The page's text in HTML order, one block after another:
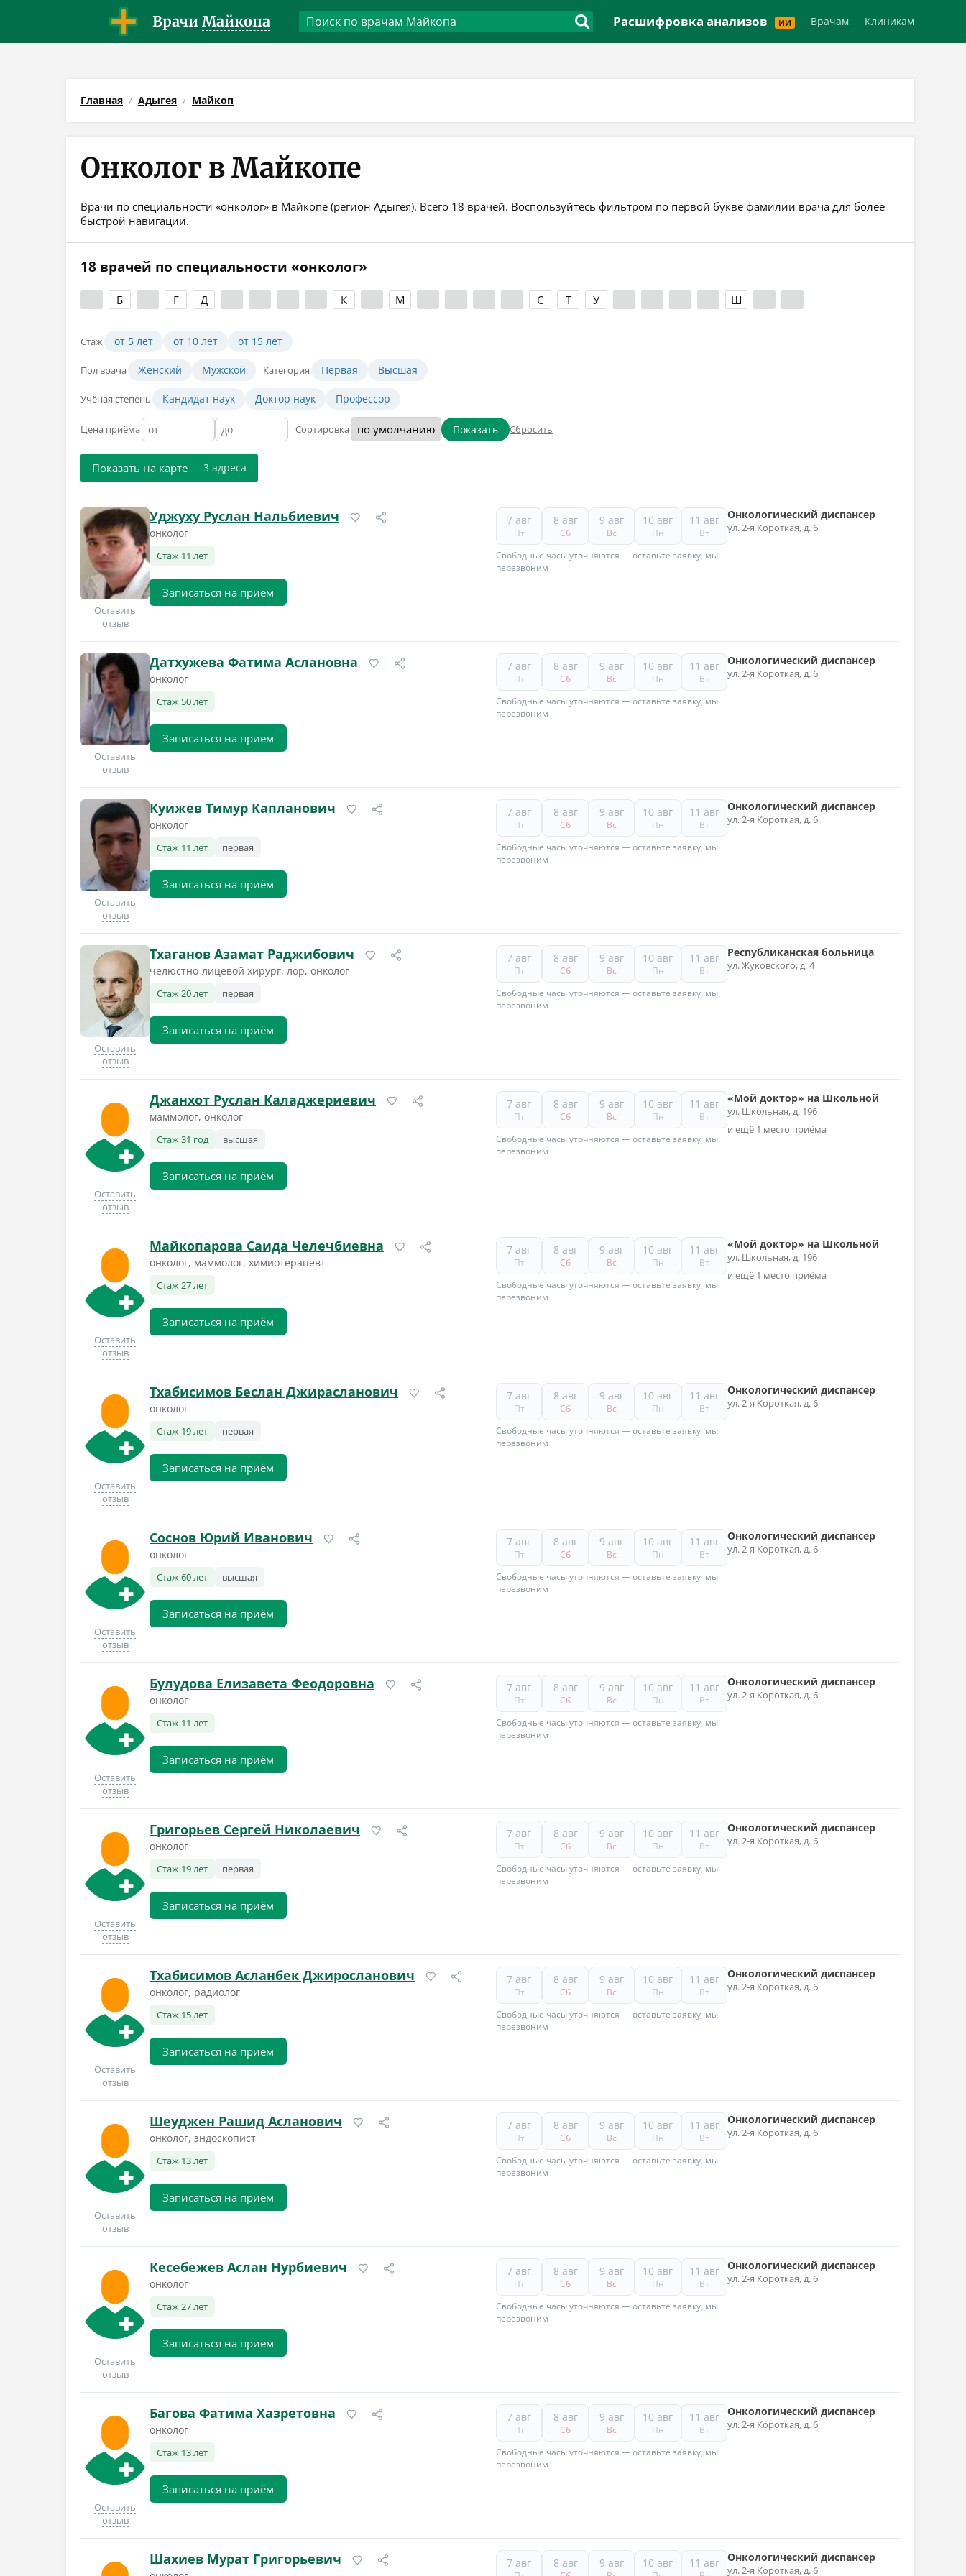
Врачи Майкопа Расшифровка анализов ИИ Врачам Клиникам
Главная Адыгея Майкоп
Онколог в Майкопе
Врачи по специальности «онколог» в Майкопе (регион Адыгея). Всего 18 врачей. Воспользуйтесь фильтром по первой букве фамилии врача для более
быстрой навигации.
18 врачей по специальности «онколог»
Б Г Д К М С Т У Ш
Стаж от 5 лет от 10 лет от 15 лет
Пол врача Женский Мужской Категория Первая Высшая
Учёная степень Кандидат наук Доктор наук Профессор
Цена приёма Сортировка Показать Сбросить
Показать на карте — 3 адреса
Оставить
отзыв
Уджуху Руслан Нальбиевич
онколог
Стаж 11 лет
Записаться на приём
7 авг
Пт
8 авг
Сб
9 авг
Вс
10 авг
Пн
11 авг
Вт
Свободные часы уточняются — оставьте заявку, мы
перезвоним
Онкологический диспансер
ул. 2-я Короткая, д. 6
Оставить
отзыв
Датхужева Фатима Аслановна
онколог
Стаж 50 лет
Записаться на приём
7 авг
Пт
8 авг
Сб
9 авг
Вс
10 авг
Пн
11 авг
Вт
Свободные часы уточняются — оставьте заявку, мы
перезвоним
Онкологический диспансер
ул. 2-я Короткая, д. 6
Оставить
отзыв
Куижев Тимур Капланович
онколог
Стаж 11 лет первая
Записаться на приём
7 авг
Пт
8 авг
Сб
9 авг
Вс
10 авг
Пн
11 авг
Вт
Свободные часы уточняются — оставьте заявку, мы
перезвоним
Онкологический диспансер
ул. 2-я Короткая, д. 6
Оставить
отзыв
Тхаганов Азамат Раджибович
челюстно-лицевой хирург, лор, онколог
Стаж 20 лет первая
Записаться на приём
7 авг
Пт
8 авг
Сб
9 авг
Вс
10 авг
Пн
11 авг
Вт
Свободные часы уточняются — оставьте заявку, мы
перезвоним
Республиканская больница
ул. Жуковского, д. 4
Оставить
отзыв
Джанхот Руслан Каладжериевич
маммолог, онколог
Стаж 31 год высшая
Записаться на приём
7 авг
Пт
8 авг
Сб
9 авг
Вс
10 авг
Пн
11 авг
Вт
Свободные часы уточняются — оставьте заявку, мы
перезвоним
«Мой доктор» на Школьной
ул. Школьная, д. 196
и ещё 1 место приёма
Оставить
отзыв
Майкопарова Саида Челечбиевна
онколог, маммолог, химиотерапевт
Стаж 27 лет
Записаться на приём
7 авг
Пт
8 авг
Сб
9 авг
Вс
10 авг
Пн
11 авг
Вт
Свободные часы уточняются — оставьте заявку, мы
перезвоним
«Мой доктор» на Школьной
ул. Школьная, д. 196
и ещё 1 место приёма
Оставить
отзыв
Тхабисимов Беслан Джирасланович
онколог
Стаж 19 лет первая
Записаться на приём
7 авг
Пт
8 авг
Сб
9 авг
Вс
10 авг
Пн
11 авг
Вт
Свободные часы уточняются — оставьте заявку, мы
перезвоним
Онкологический диспансер
ул. 2-я Короткая, д. 6
Оставить
отзыв
Соснов Юрий Иванович
онколог
Стаж 60 лет высшая
Записаться на приём
7 авг
Пт
8 авг
Сб
9 авг
Вс
10 авг
Пн
11 авг
Вт
Свободные часы уточняются — оставьте заявку, мы
перезвоним
Онкологический диспансер
ул. 2-я Короткая, д. 6
Оставить
отзыв
Булудова Елизавета Феодоровна
онколог
Стаж 11 лет
Записаться на приём
7 авг
Пт
8 авг
Сб
9 авг
Вс
10 авг
Пн
11 авг
Вт
Свободные часы уточняются — оставьте заявку, мы
перезвоним
Онкологический диспансер
ул. 2-я Короткая, д. 6
Оставить
отзыв
Григорьев Сергей Николаевич
онколог
Стаж 19 лет первая
Записаться на приём
7 авг
Пт
8 авг
Сб
9 авг
Вс
10 авг
Пн
11 авг
Вт
Свободные часы уточняются — оставьте заявку, мы
перезвоним
Онкологический диспансер
ул. 2-я Короткая, д. 6
Оставить
отзыв
Тхабисимов Асланбек Джиросланович
онколог, радиолог
Стаж 15 лет
Записаться на приём
7 авг
Пт
8 авг
Сб
9 авг
Вс
10 авг
Пн
11 авг
Вт
Свободные часы уточняются — оставьте заявку, мы
перезвоним
Онкологический диспансер
ул. 2-я Короткая, д. 6
Оставить
отзыв
Шеуджен Рашид Асланович
онколог, эндоскопист
Стаж 13 лет
Записаться на приём
7 авг
Пт
8 авг
Сб
9 авг
Вс
10 авг
Пн
11 авг
Вт
Свободные часы уточняются — оставьте заявку, мы
перезвоним
Онкологический диспансер
ул. 2-я Короткая, д. 6
Оставить
отзыв
Кесебежев Аслан Нурбиевич
онколог
Стаж 27 лет
Записаться на приём
7 авг
Пт
8 авг
Сб
9 авг
Вс
10 авг
Пн
11 авг
Вт
Свободные часы уточняются — оставьте заявку, мы
перезвоним
Онкологический диспансер
ул. 2-я Короткая, д. 6
Оставить
отзыв
Багова Фатима Хазретовна
онколог
Стаж 13 лет
Записаться на приём
7 авг
Пт
8 авг
Сб
9 авг
Вс
10 авг
Пн
11 авг
Вт
Свободные часы уточняются — оставьте заявку, мы
перезвоним
Онкологический диспансер
ул. 2-я Короткая, д. 6
Шахиев Мурат Григорьевич 7 авг 8 авг 9 авг 10 авг 11 авг Онкологический диспансер
ул. 2-я Короткая, д. 6